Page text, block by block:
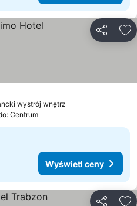
wystrój wnętrz
Centrum
Wyświetl ceny